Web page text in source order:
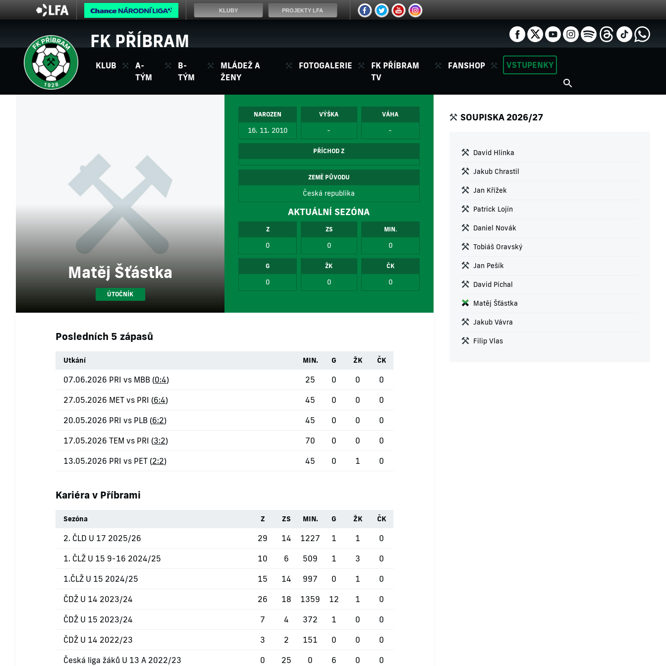
FK PŘÍBRAM
KLUB
A-
TÝM
B-
TÝM
MLÁDEŽ A
ŽENY
FOTOGALERIE
FK PŘÍBRAM
TV
FANSHOP VSTUPENKY
Matěj Šťástka
ÚTOČNÍK
NAROZEN
16. 11. 2010
VÝŠKA
-
VÁHA
-
PŘÍCHOD Z
ZEMĚ PŮVODU
Česká republika
AKTUÁLNÍ SEZÓNA
Z
0
ZS
0
MIN.
0
G
0
ŽK
0
ČK
0
Posledních 5 zápasů
Utkání MIN. G ŽK ČK
07.06.2026 PRI vs MBB (0:4) 25 0 0 0
27.05.2026 MET vs PRI (6:4) 45 0 0 0
20.05.2026 PRI vs PLB (6:2) 45 0 0 0
17.05.2026 TEM vs PRI (3:2) 70 0 0 0
13.05.2026 PRI vs PET (2:2) 45 0 1 0
Kariéra v Příbrami
Sezóna Z ZS MIN. G ŽK ČK
2. ČLD U 17 2025/26 29 14 1227 1 1 0
1. ČLŽ U 15 9-16 2024/25 10 6 509 1 3 0
1.ČLŽ U 15 2024/25 15 14 997 0 1 0
ČDŽ U 14 2023/24 26 18 1359 12 1 0
ČDŽ U 15 2023/24 7 4 372 1 0 0
ČDŽ U 14 2022/23 3 2 151 0 0 0
Česká liga žáků U 13 A 2022/23 0 25 0 6 0 0
SOUPISKA 2026/27
David Hlinka
Jakub Chrastil
Jan Křížek
Patrick Lojín
Daniel Novák
Tobiáš Oravský
Jan Pešík
David Píchal
Matěj Šťástka
Jakub Vávra
Filip Vlas
KLUBY PROJEKTY LFA